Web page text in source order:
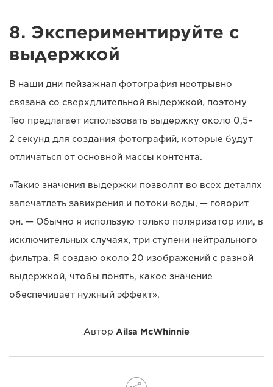
8. Экспериментируйте с
выдержкой
В наши дни пейзажная фотография неотрывно
связана со сверхдлительной выдержкой, поэтому
Тео предлагает использовать выдержку около 0,5–
2 секунд для создания фотографий, которые будут
отличаться от основной массы контента.
«Такие значения выдержки позволят во всех деталях
запечатлеть завихрения и потоки воды, — говорит
он. — Обычно я использую только поляризатор или, в
исключительных случаях, три ступени нейтрального
фильтра. Я создаю около 20 изображений с разной
выдержкой, чтобы понять, какое значение
обеспечивает нужный эффект».
Автор Ailsa McWhinnie